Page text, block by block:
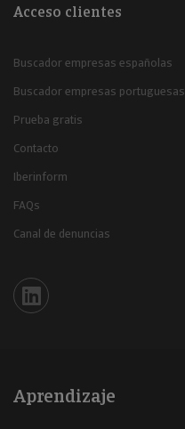
Acceso clientes
Buscador empresas españolas
Buscador empresas portuguesas
Prueba gratis
Contacto
Iberinform
FAQs
Canal de denuncias
Iberinform en Linkedin
Aprendizaje